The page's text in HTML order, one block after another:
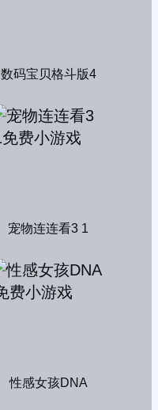
数码宝贝格斗版4
宠物连连看3 1
性感女孩DNA